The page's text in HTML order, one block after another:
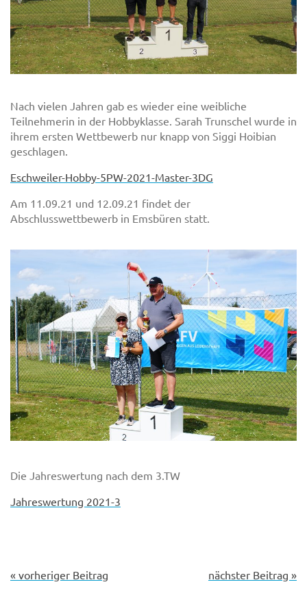
Nach vielen Jahren gab es wieder eine weibliche
Teilnehmerin in der Hobbyklasse. Sarah Trunschel wurde in
ihrem ersten Wettbewerb nur knapp von Siggi Hoibian
geschlagen.
Eschweiler-Hobby-5PW-2021-Master-3DG
Am 11.09.21 und 12.09.21 findet der
Abschlusswettbewerb in Emsbüren statt.
Die Jahreswertung nach dem 3.TW
Jahreswertung 2021-3
« vorheriger Beitrag nächster Beitrag »